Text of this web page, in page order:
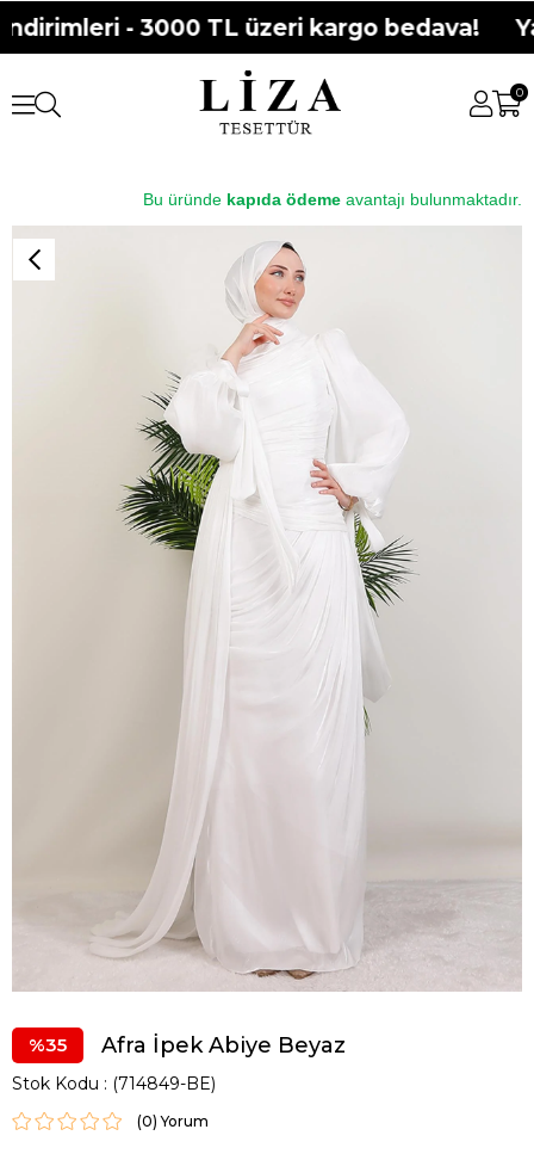
- 3000 TL üzeri kargo bedava!
0
Bu üründe kapıda ödeme avantajı bulunmaktadır.
35 Afra İpek Abiye Beyaz
Stok Kodu (714849-BE)
(0)